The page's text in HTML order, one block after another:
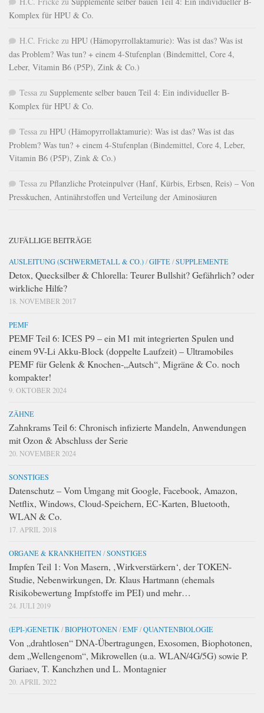
Komplex für HPU & Co.
H.C. Fricke zu HPU (Hämopyrrollaktamurie): Was ist das? Was ist
das Problem? Was tun? + einem 4-Stufenplan (Bindemittel, Core 4,
Leber, Vitamin B6 (P5P), Zink & Co.)
Tessa zu Supplemente selber bauen Teil 4: Ein individueller B-
Komplex für HPU & Co.
Tessa zu HPU (Hämopyrrollaktamurie): Was ist das? Was ist das
Problem? Was tun? + einem 4-Stufenplan (Bindemittel, Core 4, Leber,
Vitamin B6 (P5P), Zink & Co.)
Tessa zu Pflanzliche Proteinpulver (Hanf, Kürbis, Erbsen, Reis) – Von
Presskuchen, Antinährstoffen und Verteilung der Aminosäuren
ZUFÄLLIGE BEITRÄGE
AUSLEITUNG (SCHWERMETALL & CO.)/GIFTE/SUPPLEMENTE
Detox, Quecksilber & Chlorella: Teurer Bullshit? Gefährlich? oder
wirkliche Hilfe?
18. NOVEMBER 2017
PEMF
PEMF Teil 6: ICES P9 – ein M1 mit integrierten Spulen und
einem 9V-Li Akku-Block (doppelte Laufzeit) – Ultramobiles
PEMF für Gelenk & Knochen-„Autsch“, Migräne & Co. noch
kompakter!
9. OKTOBER 2024
ZÄHNE
Zahnkrams Teil 6: Chronisch infizierte Mandeln, Anwendungen
mit Ozon & Abschluss der Serie
20. NOVEMBER 2024
SONSTIGES
Datenschutz – Vom Umgang mit Google, Facebook, Amazon,
Netflix, Windows, Cloud-Speichern, EC-Karten, Bluetooth,
WLAN & Co.
17. APRIL 2018
ORGANE & KRANKHEITEN/SONSTIGES
Impfen Teil 1: Von Masern, ‚Wirkverstärkern‘, der TOKEN-
Studie, Nebenwirkungen, Dr. Klaus Hartmann (ehemals
Risikobewertung Impfstoffe im PEI) und mehr…
24. JULI 2019
(EPI-)GENETIK /BIOPHOTONEN/EMF/QUANTENBIOLOGIE
Von „drahtlosen“ DNA-Übertragungen, Exosomen, Biophotonen,
dem „Wellengenom“, Mikrowellen (u.a. WLAN/4G/5G) sowie P.
Gariaev, T. Kanchzhen und L. Montagnier
20. APRIL 2022